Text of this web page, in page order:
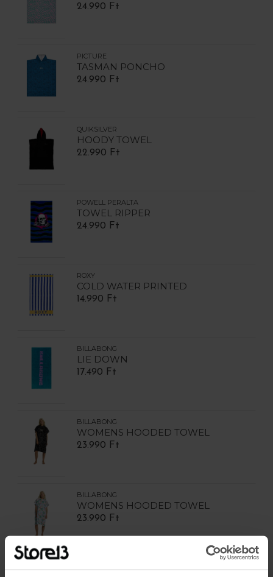
24.990 Ft
PICTURE
TASMAN PONCHO
24.990 Ft
QUIKSILVER
HOODY TOWEL
22.990 Ft
POWELL PERALTA
TOWEL RIPPER
24.990 Ft
ROXY
COLD WATER PRINTED
14.990 Ft
BILLABONG
LIE DOWN
17.490 Ft
BILLABONG
WOMENS HOODED TOWEL
23.990 Ft
BILLABONG
WOMENS HOODED TOWEL
23.990 Ft